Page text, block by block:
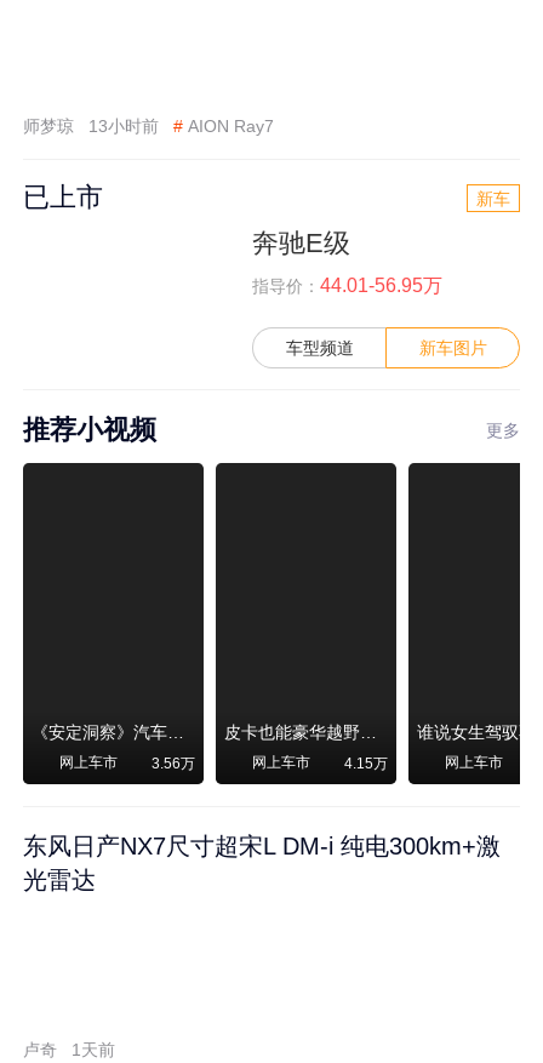
师梦琼 13小时前 # AION Ray7
已上市 新车
奔驰E级
指导价： 44.01-56.95万
车型频道 新车图片
推荐小视频 更多
《安定洞察》汽车烧不烧油，和石油安全无关！
网上车市 3.56万
皮卡也能豪华越野！纵横F700上市，限时卖29.99万起
网上车市 4.15万 网上车市
东风日产NX7尺寸超宋L DM-i 纯电300km+激
光雷达
卢奇 1天前